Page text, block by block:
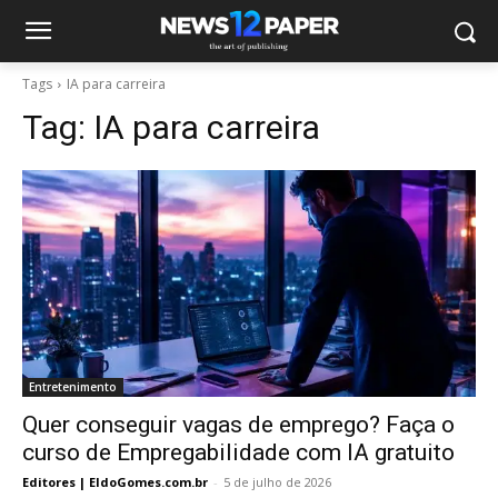
Tags IA para carreira
Tag: IA para carreira
Entretenimento
Quer conseguir vagas de emprego? Faça o
curso de Empregabilidade com IA gratuito
Editores | EldoGomes.com.br - 5 de julho de 2026